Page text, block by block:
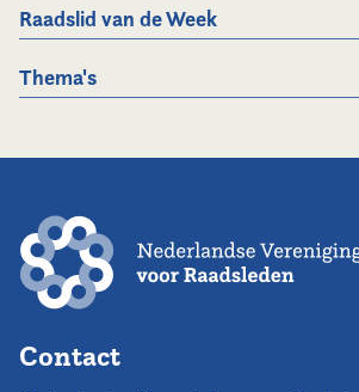
Raadslid van de Week
Thema's
Contact